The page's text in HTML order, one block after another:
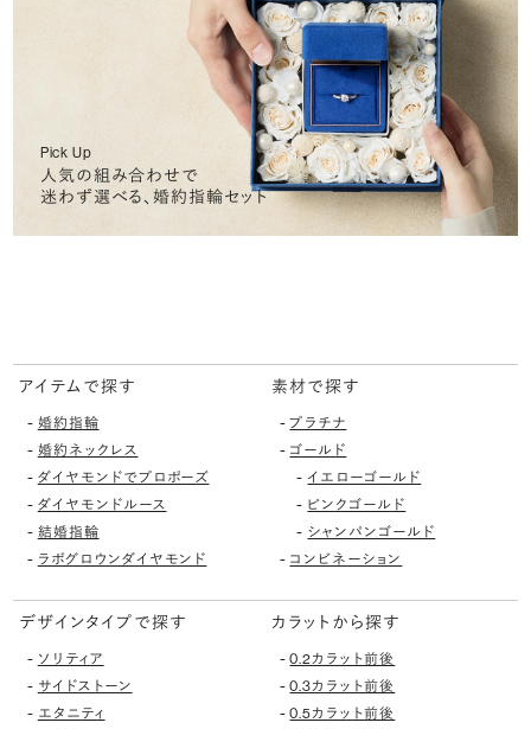
Pick Up
人気の組み合わせで
迷わず選べる、婚約指輪セット
アイテムで探す
- 婚約指輪
- 婚約ネックレス
- ダイヤモンドでプロポーズ
- ダイヤモンドルース
- 結婚指輪
- ラボグロウンダイヤモンド
素材で探す
-プラチナ
- ゴールド
-イエローゴールド
- ピンクゴールド
- シャンパンゴールド
- コンビネーション
デザインタイプで探す
- ソリティア
- サイドストーン
- エタニティ
カラットから探す
-0.2カラット前後
-0.3カラット前後
-0.5カラット前後